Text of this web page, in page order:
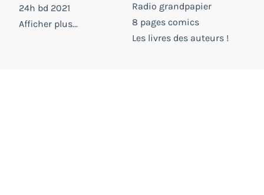
24h bd 2021
Afficher plus...
Radio grandpapier
8 pages comics
Les livres des auteurs !